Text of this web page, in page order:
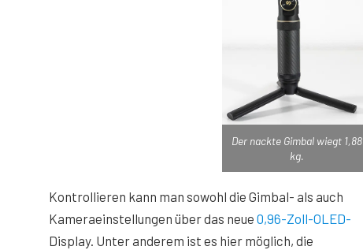
Der nackte Gimbal wiegt 1,88
kg.
Kontrollieren kann man sowohl die Gimbal- als auch
Kameraeinstellungen über das neue 0,96-Zoll-OLED-
Display. Unter anderem ist es hier möglich, die